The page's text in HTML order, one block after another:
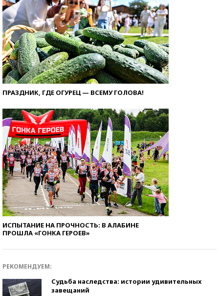
ПРАЗДНИК, ГДЕ ОГУРЕЦ — ВСЕМУ ГОЛОВА!
ИСПЫТАНИЕ НА ПРОЧНОСТЬ: В АЛАБИНЕ
ПРОШЛА «ГОНКА ГЕРОЕВ»
РЕКОМЕНДУЕМ:
Судьба наследства: истории удивительных
завещаний